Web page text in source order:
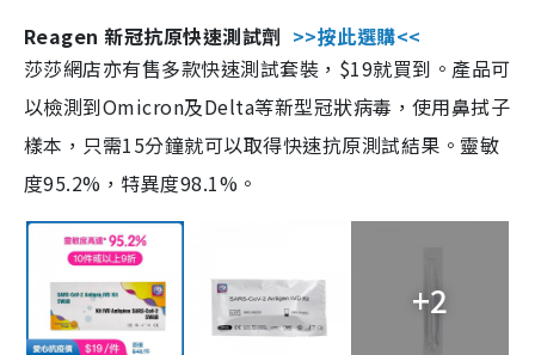
Reagen 新冠抗原快速測試劑 >>按此選購<<
莎莎網店亦有售多款快速測試套裝，$19就買到。產品可
以檢測到Omicron及Delta等新型冠狀病毒，使用鼻拭子
樣本，只需15分鐘就可以取得快速抗原測試結果。靈敏
度95.2%，特異度98.1%。
+2